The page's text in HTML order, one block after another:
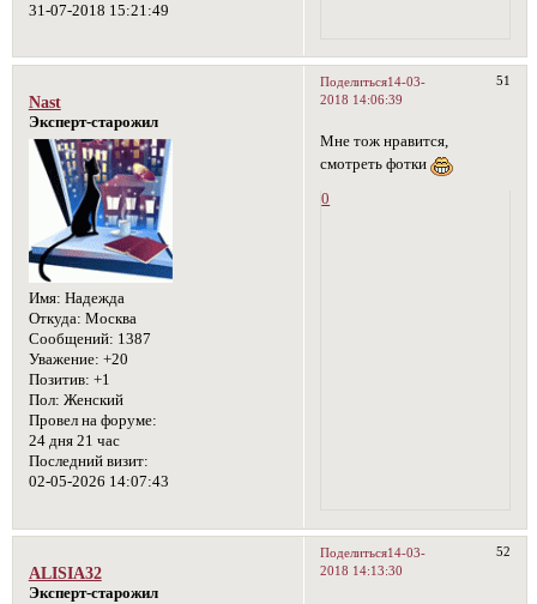
31-07-2018 15:21:49
Поделиться 51
14-03-
2018 14:06:39
Nast
Эксперт-старожил
Имя: Надежда
Откуда: Москва
Сообщений: 1387
Уважение: +20
Позитив: +1
Пол: Женский
Провел на форуме:
24 дня 21 час
Последний визит:
02-05-2026 14:07:43
Мне тож нравится,
смотреть фотки
0
Поделиться 52
14-03-
2018 14:13:30
ALISIA32
Эксперт-старожил